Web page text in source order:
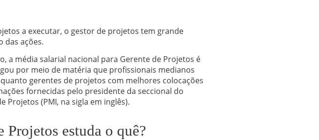
a executar, o gestor de projetos tem grande
das ações.
a média salarial nacional para Gerente de Projetos é
por meio de matéria que profissionais medianos
gerentes de projetos com melhores colocações
fornecidas pelo presidente da seccional do
(PMI, na sigla em inglês).
Projetos estuda o quê?